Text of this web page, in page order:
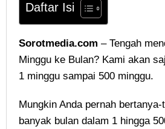
Daftar Isi
Sorotmedia.com – Tengah
Minggu ke Bulan? Kami akan
1 minggu sampai 500 minggu.
Mungkin Anda pernah
banyak bulan dalam 1 hingga